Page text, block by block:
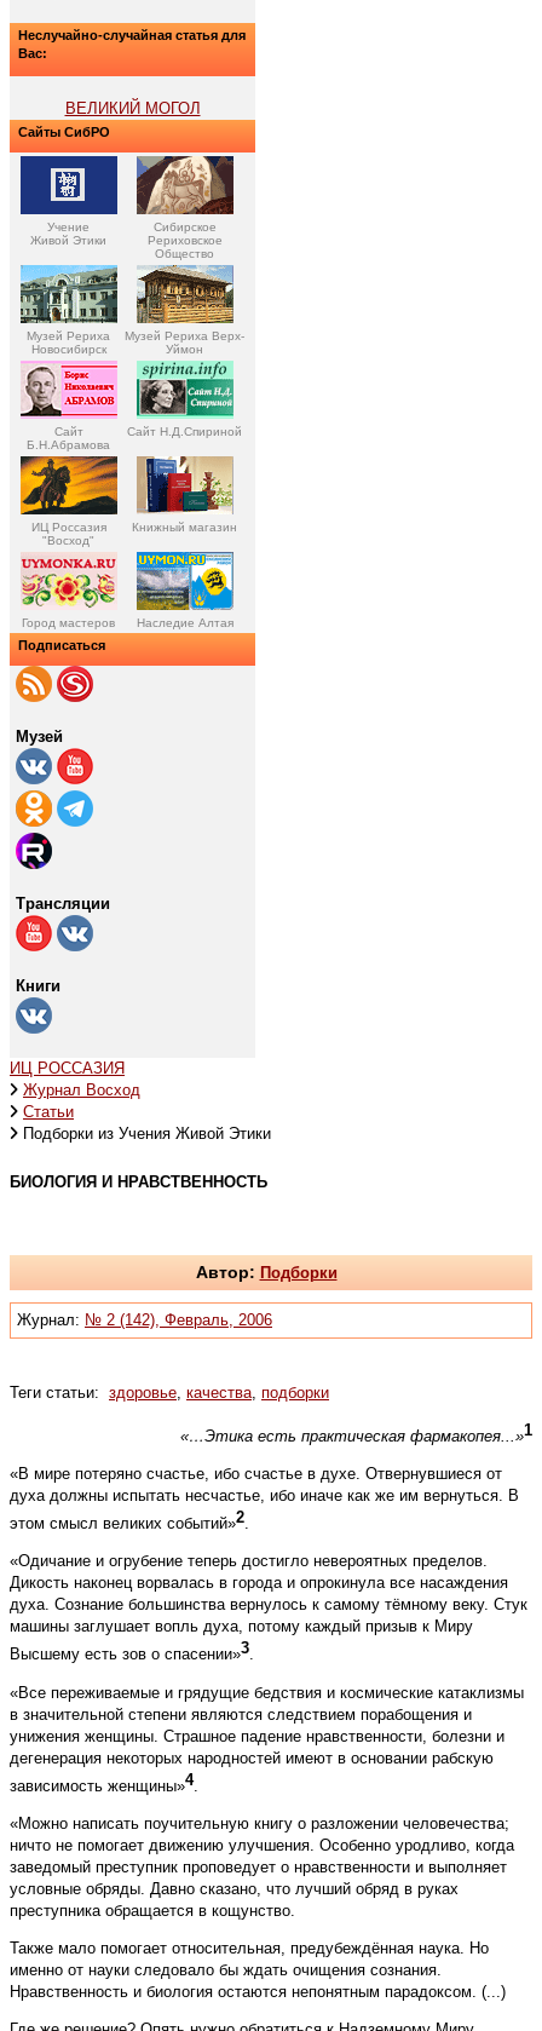
Неслучайно-случайная статья для
Вас:
ВЕЛИКИЙ МОГОЛ
Сайты СибРО
Учение
Живой Этики
Сибирское
Рериховское
Общество
Музей Рериха
Новосибирск
Музей Рериха Верх-
Уймон
Сайт
Б.Н.Абрамова
Сайт Н.Д.Спириной
ИЦ Россазия
"Восход"
Книжный магазин
Город мастеров Наследие Алтая
Подписаться
Музей
Трансляции
Книги
ИЦ РОССАЗИЯ
Журнал Восход
Статьи
Подборки из Учения Живой Этики
БИОЛОГИЯ И НРАВСТВЕННОСТЬ
Автор: Подборки
Журнал: № 2 (142), Февраль, 2006
Теги статьи: здоровье качества подборки
«…Этика есть практическая фармакопея...»1
«В мире потеряно счастье, ибо счастье в духе. Отвернувшиеся от
духа должны испытать несчастье, ибо иначе как же им вернуться. В
этом смысл великих событий»2.
«Одичание и огрубение теперь достигло невероятных пределов.
Дикость наконец ворвалась в города и опрокинула все насаждения
духа. Сознание большинства вернулось к самому тёмному веку. Стук
машины заглушает вопль духа, потому каждый призыв к Миру
Высшему есть зов о спасении»3.
«Все переживаемые и грядущие бедствия и космические катаклизмы
в значительной степени являются следствием порабощения и
унижения женщины. Страшное падение нравственности, болезни и
дегенерация некоторых народностей имеют в основании рабскую
зависимость женщины»4.
«Можно написать поучительную книгу о разложении человечества;
ничто не помогает движению улучшения. Особенно уродливо, когда
заведомый преступник проповедует о нравственности и выполняет
условные обряды. Давно сказано, что лучший обряд в руках
преступника обращается в кощунство.
Также мало помогает относительная, предубеждённая наука. Но
именно от науки следовало бы ждать очищения сознания.
Нравственность и биология остаются непонятным парадоксом. (...)